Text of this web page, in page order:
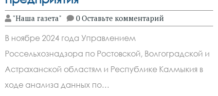
"Наша газета" 0 Оставьте комментарий
В ноябре 2024 года Управлением
Россельхознадзора по Ростовской, Волгоградской и
Астраханской областям и Республике Калмыкия в
ходе анализа данных по…